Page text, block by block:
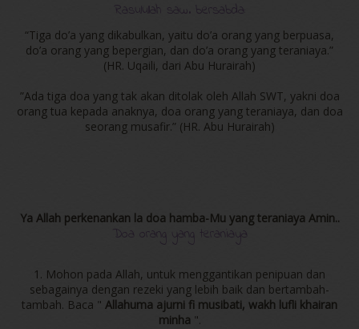
Rasulullah saw. bersabda:
“Tiga do’a yang dikabulkan, yaitu do’a orang yang berpuasa,
do’a orang yang bepergian, dan do’a orang yang teraniaya.”
(HR. Uqaili, dari Abu Hurairah)
”Ada tiga doa yang tak akan ditolak oleh Allah SWT, yakni doa
orang tua kepada anaknya, doa orang yang teraniaya, dan doa
seorang musafir.” (HR. Abu Hurairah)
Ya Allah perkenankan la doa hamba-Mu yang teraniaya Amin..
Doa orang yang teraniaya
1. Mohon pada Allah, untuk menggantikan penipuan dan
sebagainya dengan rezeki yang lebih baik dan bertambah-
tambah. Baca " Allahuma ajurni fi musibati, wakh lufli khairan
minha ".